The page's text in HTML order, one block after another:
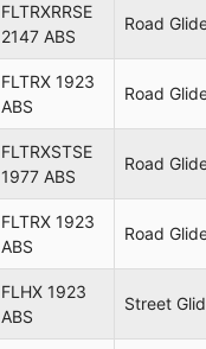
2025
FLTRXSE
1977 ABS
2025
1977 ABS
2025
FLTRXRRSE
RR
131
FLTRX
1923 ABS
117
FLTRXRRSE
2147 ABS
Road
FLTRX 1923
ABS
Road
FLTRXSTSE
1977 ABS
Road
FLTRX 1923
ABS
Road
FLHX 1923
ABS
Street